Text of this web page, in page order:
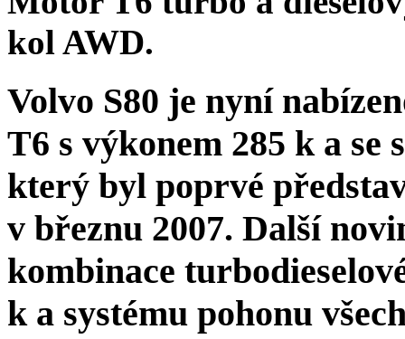
kol AWD.
Volvo S80 je nyní
T6 s výkonem 285 k a se
který byl poprvé
v březnu 2007. Další
kombinace
k a systému pohonu